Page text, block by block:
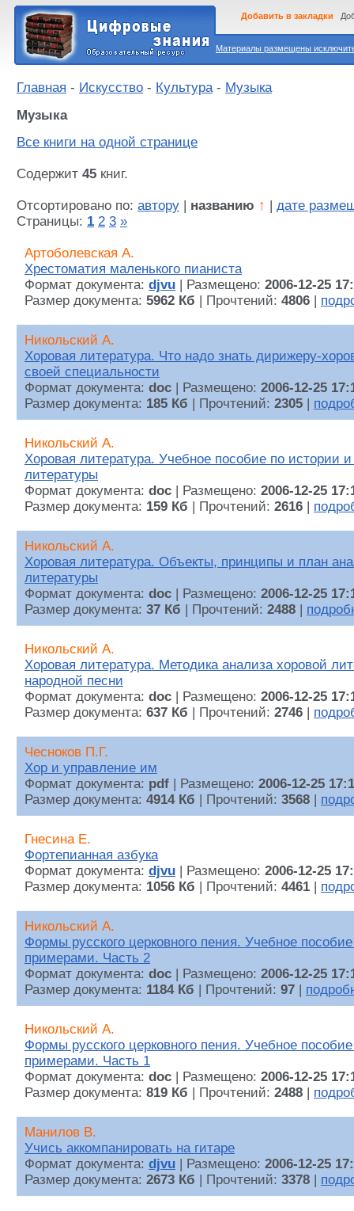
Материалы размещены
Добавить в закладки
Главная - Искусство - Культура- Музыка
Музыка
Все книги на одной странице
Содержит 45 книг.
Отсортировано по: автору названию ↑
дате
Страницы: 1 2 3 »
Артоболевская А.
Хрестоматия маленького пианиста
Формат документа: djvu | Размещено: 2006-12-25
Размер документа: 5962 Кб | Прочтений: 4806
Никольский А.
Хоровая литература. Что надо знать дирижеру-
своей специальности
Формат документа: doc | Размещено: 2006-12-25
Размер документа: 185 Кб | Прочтений: 2305
Никольский А.
Хоровая литература. Учебное пособие по истории
литературы
Формат документа: doc | Размещено: 2006-12-25
Размер документа: 159 Кб | Прочтений: 2616
Никольский А.
Хоровая литература. Объекты, принципы и план
литературы
Формат документа: doc | Размещено: 2006-12-25
Размер документа: 37 Кб | Прочтений: 2488
Никольский А.
Хоровая литература. Методика анализа хоровой
народной песни
Формат документа: doc | Размещено: 2006-12-25
Размер документа: 637 Кб | Прочтений: 2746
Чесноков П.Г.
Хор и управление им
Формат документа: pdf | Размещено: 2006-12-25
Размер документа: 4914 Кб | Прочтений: 3568
Гнесина Е.
Фортепианная азбука
Формат документа: djvu | Размещено: 2006-12-25
Размер документа: 1056 Кб | Прочтений: 4461
Никольский А.
Формы русского церковного пения. Учебное
примерами. Часть 2
Формат документа: doc | Размещено: 2006-12-25
Размер документа: 1184 Кб | Прочтений: 97
Никольский А.
Формы русского церковного пения. Учебное
примерами. Часть 1
Формат документа: doc | Размещено: 2006-12-25
Размер документа: 819 Кб | Прочтений: 2488
Манилов В.
Учись аккомпанировать на гитаре
Формат документа: djvu | Размещено: 2006-12-25
Размер документа: 2673 Кб | Прочтений: 3378